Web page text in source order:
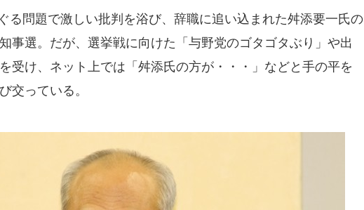
る問題で激しい批判を浴び、辞職に追い込まれた舛添要一氏の
事選。だが、選挙戦に向けた「与野党のゴタゴタぶり」や出
受け、ネット上では「舛添氏の方が・・・」などと手の平を
交っている。